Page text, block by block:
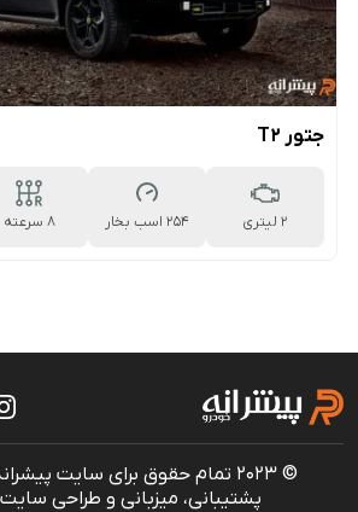
جتور T2
2 لیتری 254 اسب بخار
8 سرعته
© 2023 تمام حقوق برای سایت پیشرانه محفوظ است.
پشتیبانی، میزبانی و طراحی